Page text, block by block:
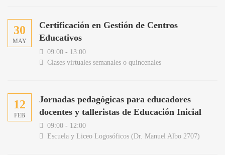
30
MAY
Certificación en Gestión de Centros
Educativos
09:00 - 13:00
Clases virtuales semanales o quincenales
12
FEB
Jornadas pedagógicas para educadores
docentes y talleristas de Educación Inicial
09:00 - 12:00
Escuela y Liceo Logosóficos (Dr. Manuel Albo 2707)